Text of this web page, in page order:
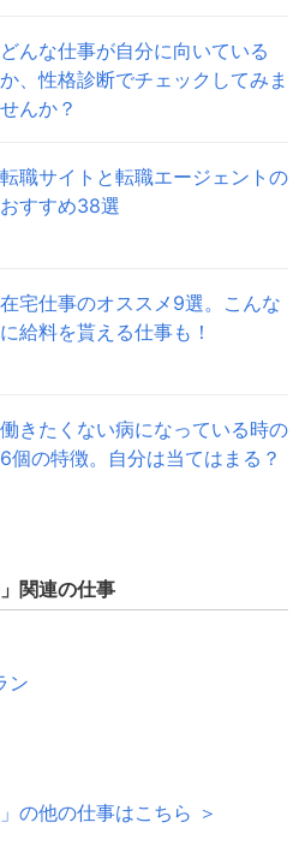
どんな仕事が自分に向いている
か、性格診断でチェックしてみま
せんか？
転職サイトと転職エージェントの
おすすめ38選
在宅仕事のオススメ9選。こんな
に給料を貰える仕事も！
働きたくない病になっている時の
6個の特徴。自分は当てはまる？
」関連の仕事
ン
」の他の仕事はこちら ＞